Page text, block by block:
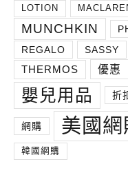
LOTION
MUNCHKIN
REGALO SASSY
THERMOS 優惠
嬰兒用品 折
網購 美國網
韓國網購